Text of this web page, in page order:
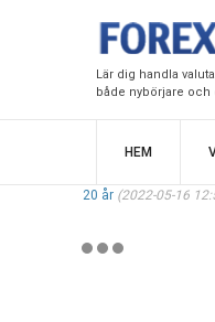
Lär dig handla
både nybörjare och
HEM
(2022-05-16 12:51:07) -